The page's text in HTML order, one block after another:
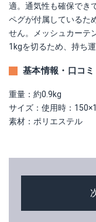
適。通気性も確保でき
ペグが付属しているた
せん。メッシュカーテ
1kgを切るため、持ち
基本情報・口コミ
重量：約0.9kg
サイズ：使用時：
素材：ポリエステル